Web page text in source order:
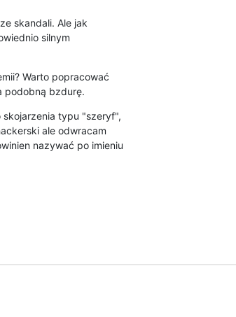
skandali. Ale jak
silnym
Warto popracować
podobną bzdurę.
skojarzenia typu "szeryf",
ale odwracam
nazywać po imieniu